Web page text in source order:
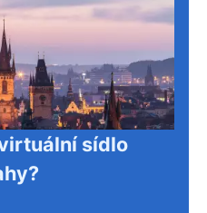
sídlo